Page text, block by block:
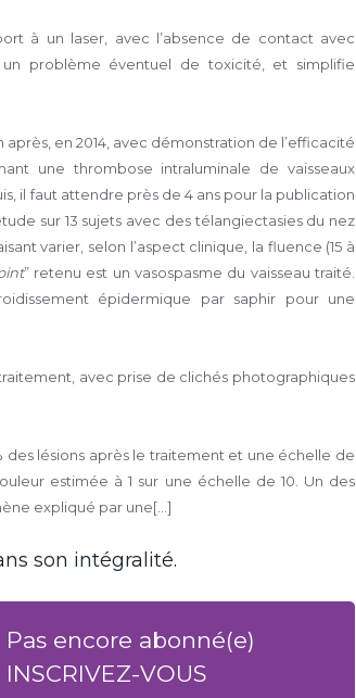
à un laser, avec l’absence de contact avec
problème éventuel de toxicité, et simplifie
en 2014, avec démonstration de l’efficacité
une thrombose intraluminale de vaisseaux
il faut attendre près de 4 ans pour la publication
sur 13 sujets avec des télangiectasies du nez
varier, selon l’aspect clinique, la fluence (15 à
” retenu est un vasospasme du vaisseau traité.
épidermique par saphir pour une
avec prise de clichés photographiques
des lésions après le traitement et une échelle de
estimée à 1 sur une échelle de 10. Un des
expliqué par une[...]
son intégralité.
Pas encore abonné(e)
INSCRIVEZ-VOUS